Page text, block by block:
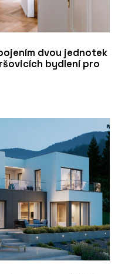
dvou jednotek
bydlení pro